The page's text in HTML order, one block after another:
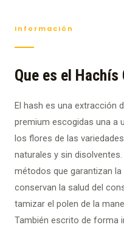
Información
Que es el Hachís
El hash es una extracción
premium escogidas una a
los flores de las
naturales y sin
métodos que garantizan la
conservan la salud del
tamizar el polen de la
También escrito de forma